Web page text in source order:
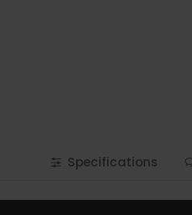
Specifications